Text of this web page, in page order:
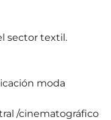
sector textil.
moda
/cinematográfico